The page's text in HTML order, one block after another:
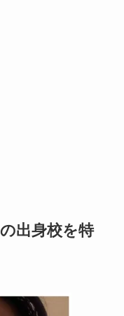
出身校を特